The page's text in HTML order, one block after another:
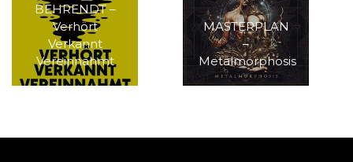
BEHRENDT –
Verhört
Verkannt
Vereinnahmt
MASTERPLAN
–
Metalmorphosis